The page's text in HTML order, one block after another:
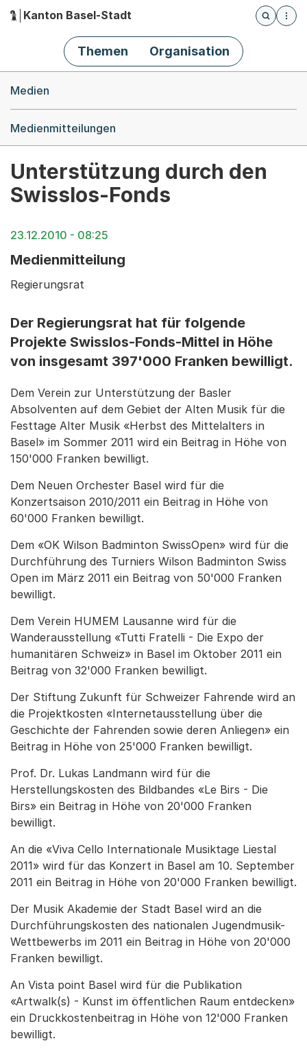
Hauptnavigation
Kanton Basel-Stadt
Öffnet
Themen Organisation
Medien
Medienmitteilungen
Unterstützung durch den
Swisslos-Fonds
23.12.2010 - 08:25
Medienmitteilung
Regierungsrat
Der Regierungsrat hat für folgende
Projekte Swisslos-Fonds-Mittel in Höhe
von insgesamt 397'000 Franken bewilligt.
Dem Verein zur Unterstützung der Basler
Absolventen auf dem Gebiet der Alten Musik für die
Festtage Alter Musik «Herbst des Mittelalters in
Basel» im Sommer 2011 wird ein Beitrag in Höhe von
150'000 Franken bewilligt.
Dem Neuen Orchester Basel wird für die
Konzertsaison 2010/2011 ein Beitrag in Höhe von
60'000 Franken bewilligt.
Dem «OK Wilson Badminton SwissOpen» wird für die
Durchführung des Turniers Wilson Badminton Swiss
Open im März 2011 ein Beitrag von 50'000 Franken
bewilligt.
Dem Verein HUMEM Lausanne wird für die
Wanderausstellung «Tutti Fratelli - Die Expo der
humanitären Schweiz» in Basel im Oktober 2011 ein
Beitrag von 32'000 Franken bewilligt.
Der Stiftung Zukunft für Schweizer Fahrende wird an
die Projektkosten «Internetausstellung über die
Geschichte der Fahrenden sowie deren Anliegen» ein
Beitrag in Höhe von 25'000 Franken bewilligt.
Prof. Dr. Lukas Landmann wird für die
Herstellungskosten des Bildbandes «Le Birs - Die
Birs» ein Beitrag in Höhe von 20'000 Franken
bewilligt.
An die «Viva Cello Internationale Musiktage Liestal
2011» wird für das Konzert in Basel am 10. September
2011 ein Beitrag in Höhe von 20'000 Franken bewilligt.
Der Musik Akademie der Stadt Basel wird an die
Durchführungskosten des nationalen Jugendmusik-
Wettbewerbs im 2011 ein Beitrag in Höhe von 20'000
Franken bewilligt.
An Vista point Basel wird für die Publikation
«Artwalk(s) - Kunst im öffentlichen Raum entdecken»
ein Druckkostenbeitrag in Höhe von 12'000 Franken
bewilligt.